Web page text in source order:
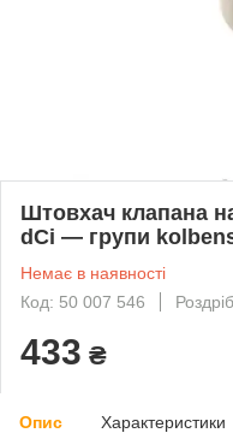
Штовхач клапана
dCi — групи
Немає в наявності
Код: 50 007 546
Роздріб
433 ₴
Опис Характеристики